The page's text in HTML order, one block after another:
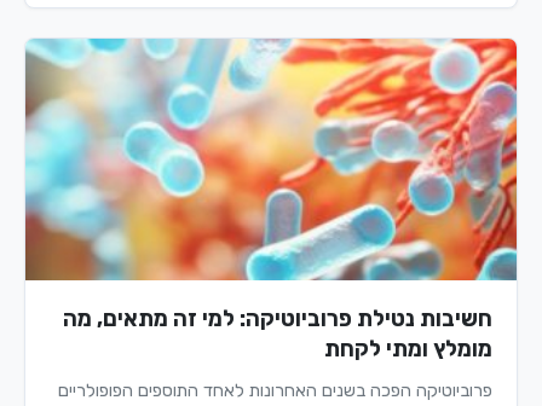
חשיבות נטילת פרוביוטיקה: למי זה מתאים, מה
מומלץ ומתי לקחת
פרוביוטיקה הפכה בשנים האחרונות לאחד התוספים הפופולריים